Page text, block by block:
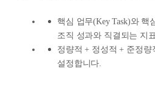
핵심 업무(Key Task)와 핵
조직 성과와 직결되는 지
정량적 + 정성적 + 준정
설정합니다.